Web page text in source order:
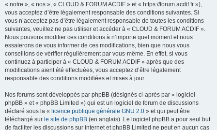
« notre », « nos », « CLOUD & FORUM ACDIF » et « https://forum.acdif.fr »),
vous acceptez d’être légalement responsable des conditions suivantes. Si
vous n’acceptez pas d’être légalement responsable de toutes les conditions
suivantes, veuillez ne pas utiliser et accéder à « CLOUD & FORUM ACDIF ».
Nous pouvons modifier ces conditions à n’importe quel moment et nous
essaierons de vous informer de ces modifications, bien que nous vous
conseillons de vérifier régulièrement par vous-même. En effet, si vous
continuez à participer à « CLOUD & FORUM ACDIF » après que des
modifications aient été effectuées, vous acceptez d’être légalement
responsable des conditions modifiées et mises à jour.
Nos forums sont développés par phpBB (désignés ci-après par « logiciel
phpBB » et « phpBB Limited ») qui est un logiciel de forum de discussions
déclaré sous la « licence publique générale GNU 2.0 » et qui peut être
téléchargé sur le site de phpBB (en anglais). Le logiciel phpBB a pour seul but
de faciliter les discussions sur internet et phpBB Limited ne peut en aucun cas